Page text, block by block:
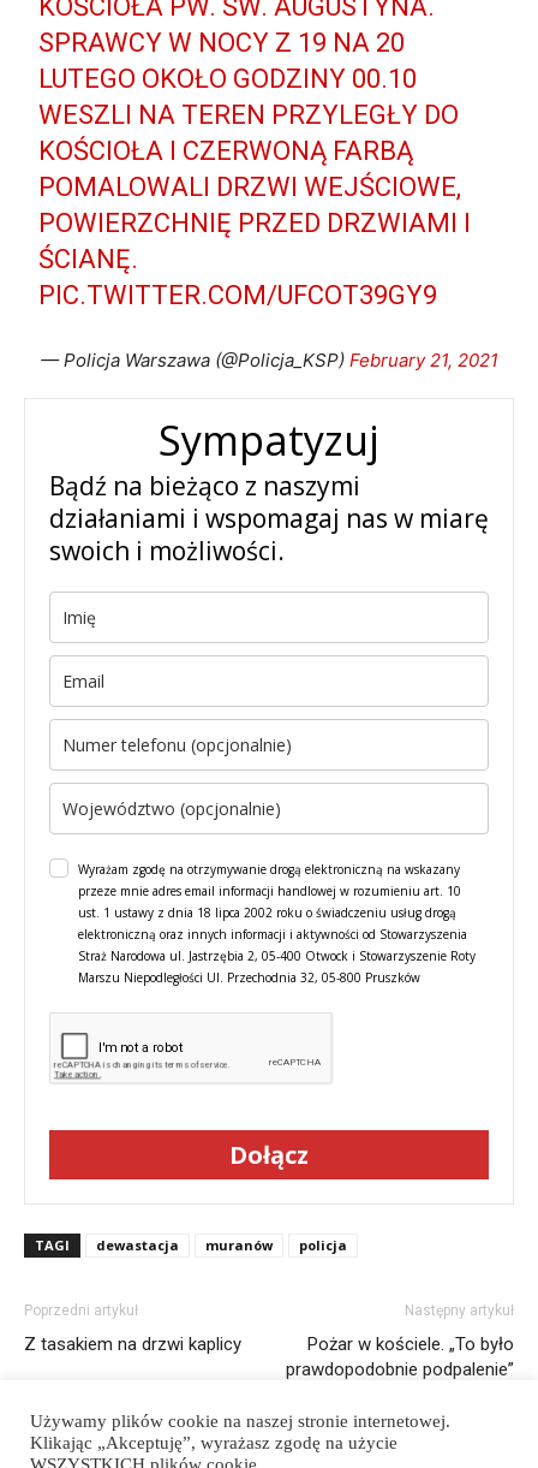
KOŚCIOŁA PW. ŚW. AUGUSTYNA.
SPRAWCY W NOCY Z 19 NA 20
LUTEGO OKOŁO GODZINY 00.10
WESZLI NA TEREN PRZYLEGŁY DO
KOŚCIOŁA I CZERWONĄ FARBĄ
POMALOWALI DRZWI WEJŚCIOWE,
POWIERZCHNIĘ PRZED DRZWIAMI I
ŚCIANĘ.
PIC.TWITTER.COM/UFCOT39GY9
— Policja Warszawa (@Policja_KSP) February 21, 2021
Sympatyzuj
Bądź na bieżąco z naszymi
działaniami i wspomagaj nas w miarę
swoich i możliwości.
Wyrażam zgodę na otrzymywanie drogą elektroniczną na wskazany
przeze mnie adres email informacji handlowej w rozumieniu art. 10
ust. 1 ustawy z dnia 18 lipca 2002 roku o świadczeniu usług drogą
elektroniczną oraz innych informacji i aktywności od Stowarzyszenia
Straż Narodowa ul. Jastrzębia 2, 05-400 Otwock i Stowarzyszenie Roty
Marszu Niepodległości Ul. Przechodnia 32, 05-800 Pruszków
Dołącz
TAGI dewastacja muranów policja
Poprzedni artykuł
Z tasakiem na drzwi kaplicy
Następny artykuł
Pożar w kościele. „To było
prawdopodobnie podpalenie”
Używamy plików cookie na naszej stronie internetowej.
Klikając „Akceptuję”, wyrażasz zgodę na użycie